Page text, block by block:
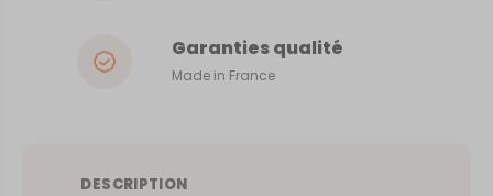
Garanties qualité
Made in France
DESCRIPTION